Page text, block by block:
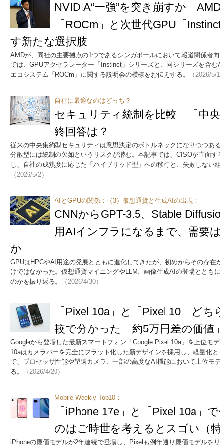
NVIDIA“一強”を突き崩すか
「ROCm」と次世代GPU「
す新たな選択肢
AMDが、同社の主要拠点の1つであるシンガポールにおいて報道関係者
では、GPUアクセラレーター「Instinct」シリーズと、同シリーズを含
エコシステム「ROCm」に関する説明会の模様をお伝えする。
（2026/5/
自社に最適なのはどっち？
セキュリティ統制を比較 「中
終回答は？
従来の中央集約型セキュリティは意思決定のボトルネックになりつつあ
分散型には統制の欠如というリスクが潜む。本記事では、CISOが直面
し、自社の成熟度に応じた「ハイブリッド型」への移行と、失敗しない
（2026/5/2）
AIとGPUの関係：（3）仮想通貨と生成AIの出現：
CNNからGPT-3.5、Stable
用AIインフラになるまで、需要
か
GPUはHPCやAI用途の発展とともに進化してきたが、初めからその存在
けではなかった。仮想通貨マイニングやLLM、画像生成AIの登場ととも
のかを振り返る。
（2026/4/30）
「Pixel 10a」と「Pixel 10」ど
較で分かった「約5万円差の価値
Googleから登場した最新スマートフォン「Google Pixel 10a」を上位モ
10aはカメラバーを完全にフラット化した新デザインを採用し、軽量化
で、プロセッサ性能や望遠カメラ、一部の高度なAI機能において上位モ
る。
（2026/4/20）
Mobile Weekly Top10：
「iPhone 17e」と「Pixel 10a」
のはご時世を考えるとスゴい（
iPhoneの廉価モデルが2年連続で登場し、Pixelも例年通り廉価モデルを